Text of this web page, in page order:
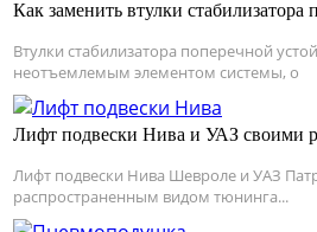
Как заменить втулки стабилизатора
Втулки стабилизатора поперечной
неотъемлемым элементом системы, о
Лифт подвески Нива и УАЗ своими
Лифт подвески Нива Шевроле и УАЗ
распространенным видом тюнинга...